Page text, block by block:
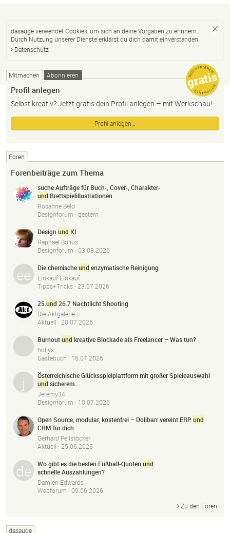
dasauge verwendet Cookies, um sich an deine Vorgaben zu erinnern.
Durch Nutzung unserer Dienste erklärst du dich damit einverstanden.
Datenschutz
Mitmachen Abonnieren
Profil anlegen
Selbst kreativ? Jetzt gratis dein Profil anlegen – mit Werkschau!
Profil anlegen…
Foren
Forenbeiträge zum Thema
suche Aufträge für Buch-, Cover-, Charakter-
und Brettspielillustrationen
Rosanne Beld
Designforum · gestern
Design und KI
Raphael Bolius
Designforum · 03.08.2026
Die chemischeund enzymatische Reinigung
Einkauf Einkauf
Tipps+Tricks · 23.07.2026
25.und 26.7 Nachtlicht Shooting
Die Aktgalerie
Aktuell · 20.07.2026
Burnoutund kreative Blockade als Freelancer – Was tun?
hollys
Gästebuch · 16.07.2026
Österreichische Glücksspielplattform mit großer Spieleauswahl
und sicherem…
Jeremy34
Designforum · 10.07.2026
Open Source, modular, kostenfrei – Dolibarr vereint ERPund
CRM für dich
Gerhard Peilstöcker
Aktuell · 25.06.2026
Wo gibt es die besten Fußball-Quoten und
schnelle Auszahlungen?
Damien Edwards
Webforum · 09.06.2026
Zu den Foren
dasauge